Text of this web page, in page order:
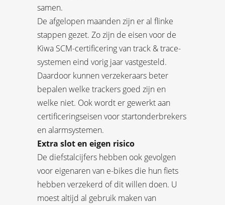
samen.
De afgelopen maanden zijn er al flinke
stappen gezet. Zo zijn de eisen voor de
Kiwa SCM-certificering van track & trace-
systemen eind vorig jaar vastgesteld.
Daardoor kunnen verzekeraars beter
bepalen welke trackers goed zijn en
welke niet. Ook wordt er gewerkt aan
certificeringseisen voor startonderbrekers
en alarmsystemen.
Extra slot en eigen risico
De diefstalcijfers hebben ook gevolgen
voor eigenaren van e-bikes die hun fiets
hebben verzekerd of dit willen doen. U
moest altijd al gebruik maken van